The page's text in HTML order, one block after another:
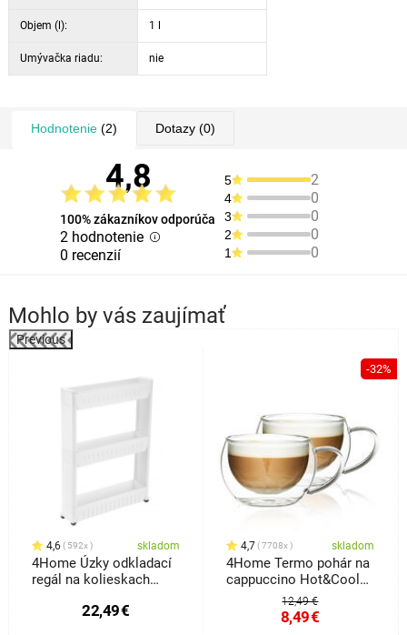
Objem (l): 1 l
Umývačka riadu: nie
Hodnotenie(2) Dotazy(0)
4,8
100% zákazníkov odporúča
2 hodnotenie
0 recenzií
5 2
4 0
3 0
2 0
1 0
Mohlo by vás zaujímať
Previous
4,6 592x skladom
4Home Úzky odkladací
regál na kolieskach
22,49€
-32%
4,7 7708x skladom
4Home Termo pohár na
cappuccino Hot&Cool
280 ml, 2 ks12,49 €
8,49€